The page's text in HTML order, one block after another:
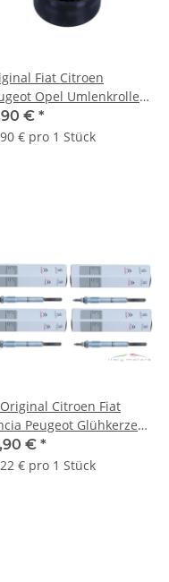
Fiat Citroen
Opel Umlenkrolle
Zahnriemen
€ *
€ pro 1 Stück
Citroen Fiat
Peugeot Glühkerzen
Set 5960.F5
€ *
€ pro 1 Stück